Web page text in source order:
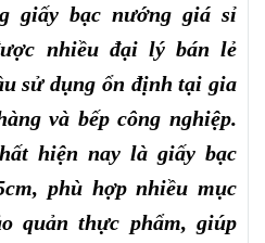
giấy bạc nướng giá sỉ
nhiều đại lý bán lẻ
sử dụng ổn định tại gia
và bếp công nghiệp.
hiện nay là giấy bạc
phù hợp nhiều mục
quản thực phẩm, giúp